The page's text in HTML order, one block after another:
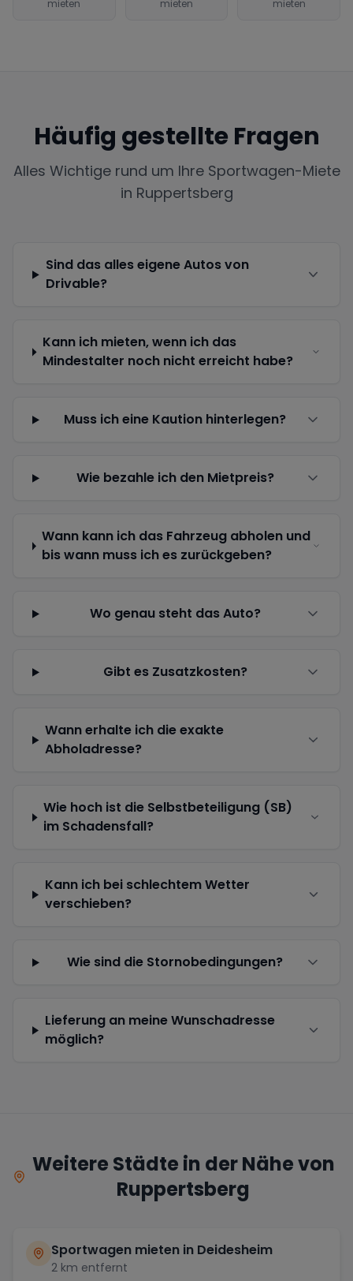
mieten mieten mieten
Häufig gestellte Fragen
Alles Wichtige rund um Ihre Sportwagen-Miete
in Ruppertsberg
Sind das alles eigene Autos von
Drivable?
Kann ich mieten, wenn ich das
Mindestalter noch nicht erreicht habe?
Muss ich eine Kaution hinterlegen?
Wie bezahle ich den Mietpreis?
Wann kann ich das Fahrzeug abholen und
bis wann muss ich es zurückgeben?
Wo genau steht das Auto?
Gibt es Zusatzkosten?
Wann erhalte ich die exakte
Abholadresse?
Wie hoch ist die Selbstbeteiligung (SB)
im Schadensfall?
Kann ich bei schlechtem Wetter
verschieben?
Wie sind die Stornobedingungen?
Lieferung an meine Wunschadresse
möglich?
Weitere Städte in der Nähe von
Ruppertsberg
Sportwagen mieten in Deidesheim
2 km entfernt